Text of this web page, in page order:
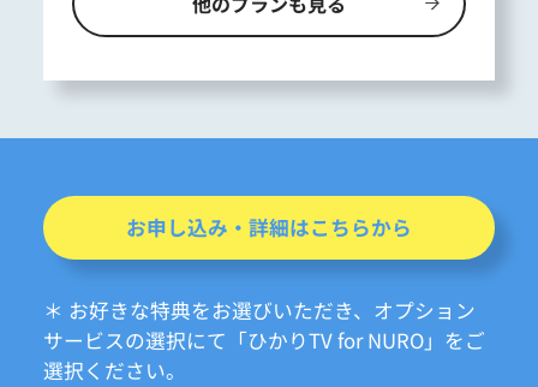
お申し込み・詳細はこちらから
＊ お好きな特典をお選びいただき、オプション
サービスの選択にて「ひかりTV for NURO」をご
選択ください。